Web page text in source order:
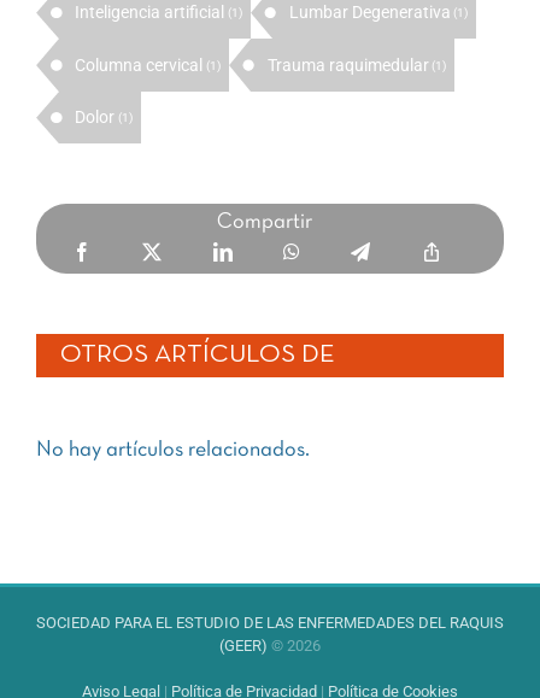
Inteligencia artificial (1) Lumbar Degenerativa (1)
Columna cervical (1) Trauma raquimedular (1)
Dolor (1)
Compartir
OTROS ARTÍCULOS DE
No hay artículos relacionados.
SOCIEDAD PARA EL ESTUDIO DE LAS ENFERMEDADES DEL RAQUIS
(GEER) © 2026
Aviso Legal | Política de Privacidad | Política de Cookies